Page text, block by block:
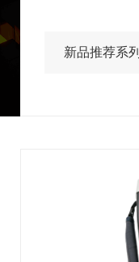
新品推荐系列